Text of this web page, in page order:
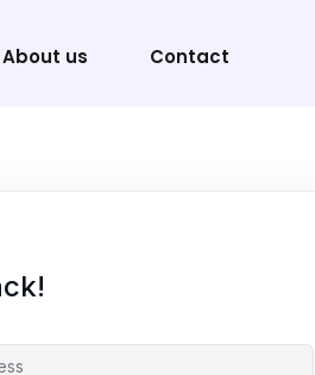
About us Contact
in
an account?Sign up